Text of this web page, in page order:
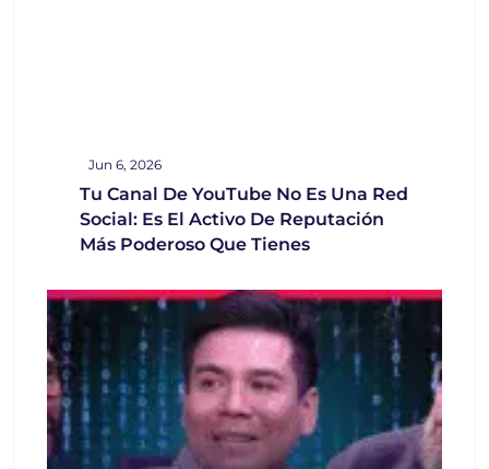
Jun 6, 2026
Tu Canal De YouTube No Es Una Red
Social: Es El Activo De Reputación
Más Poderoso Que Tienes